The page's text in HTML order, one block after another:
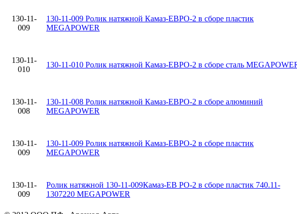
130-11-
009
130-11-009 Ролик натяжной Камаз-ЕВРО-2 в сборе пластик
MEGAPOWER
130-11-
010
130-11-010 Ролик натяжной Камаз-ЕВРО-2 в сборе сталь
130-11-
008
130-11-008 Ролик натяжной Камаз-ЕВРО-2 в сборе алюминий
MEGAPOWER
130-11-
009
130-11-009 Ролик натяжной Камаз-ЕВРО-2 в сборе пластик
MEGAPOWER
130-11-
009
Ролик натяжной 130-11-009Камаз-ЕВ РО-2 в сборе пластик 740.11-
1307220 MEGAPOWER